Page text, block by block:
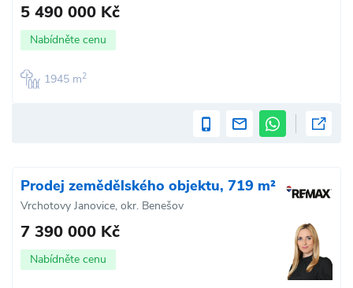
5 490 000 Kč
Nabídněte cenu
1945 m2
Prodej zemědělského objektu, 719 m²
Vrchotovy Janovice, okr. Benešov
7 390 000 Kč
Nabídněte cenu